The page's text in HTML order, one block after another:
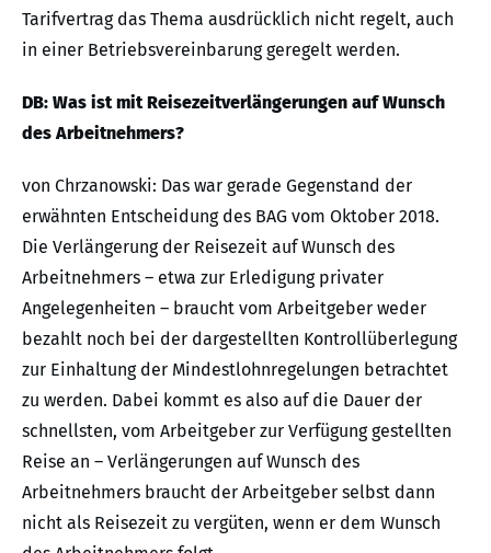
Tarifvertrag das Thema ausdrücklich nicht regelt, auch
in einer Betriebsvereinbarung geregelt werden.
DB: Was ist mit Reisezeitverlängerungen auf Wunsch
des Arbeitnehmers?
von Chrzanowski: Das war gerade Gegenstand der
erwähnten Entscheidung des BAG vom Oktober 2018.
Die Verlängerung der Reisezeit auf Wunsch des
Arbeitnehmers – etwa zur Erledigung privater
Angelegenheiten – braucht vom Arbeitgeber weder
bezahlt noch bei der dargestellten Kontrollüberlegung
zur Einhaltung der Mindestlohnregelungen betrachtet
zu werden. Dabei kommt es also auf die Dauer der
schnellsten, vom Arbeitgeber zur Verfügung gestellten
Reise an – Verlängerungen auf Wunsch des
Arbeitnehmers braucht der Arbeitgeber selbst dann
nicht als Reisezeit zu vergüten, wenn er dem Wunsch